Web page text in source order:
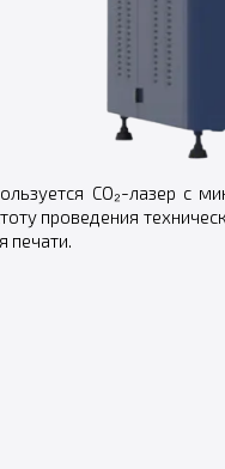
CO₂-лазер с
проведения
печати.